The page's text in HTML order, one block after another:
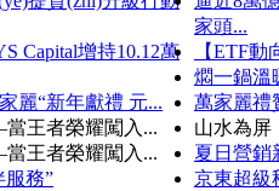
家頭...
Capital增持10.12萬
【ETF
燜一鍋溫
麗“新年獻禮 元...
萬家麗禮
當王者榮耀闖入...
山水為
王者榮耀闖入...
夏日營銷
服務”
京東超級